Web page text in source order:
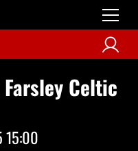
Farsley Celtic
15:00